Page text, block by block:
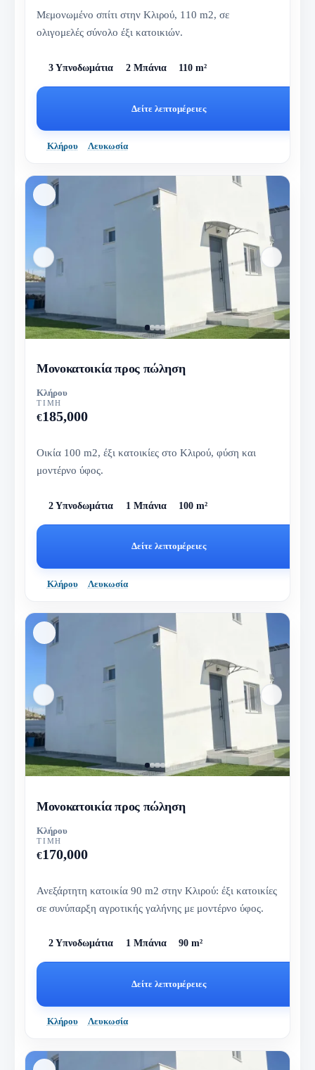
Μεμονωμένο σπίτι στην Κλιρού, 110 m2, σε
ολιγομελές σύνολο έξι κατοικιών.
3 Υπνοδωμάτια 2 Μπάνια 110 m²
Δείτε λεπτομέρειες
Κλήρου Λευκωσία
Μονοκατοικία προς πώληση
Κλήρου
ΤΙΜΉ
€185,000
Οικία 100 m2, έξι κατοικίες στο Κλιρού, φύση και
μοντέρνο ύφος.
2 Υπνοδωμάτια 1 Μπάνια 100 m²
Δείτε λεπτομέρειες
Κλήρου Λευκωσία
Μονοκατοικία προς πώληση
Κλήρου
ΤΙΜΉ
€170,000
Ανεξάρτητη κατοικία 90 m2 στην Κλιρού: έξι κατοικίες
σε συνύπαρξη αγροτικής γαλήνης με μοντέρνο ύφος.
2 Υπνοδωμάτια 1 Μπάνια 90 m²
Δείτε λεπτομέρειες
Κλήρου Λευκωσία